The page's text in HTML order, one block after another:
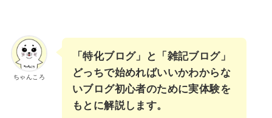
ちゃんころ
「特化ブログ」と「雑記ブログ」
どっちで始めればいいかわからな
いブログ初心者のために実体験を
もとに解説します。